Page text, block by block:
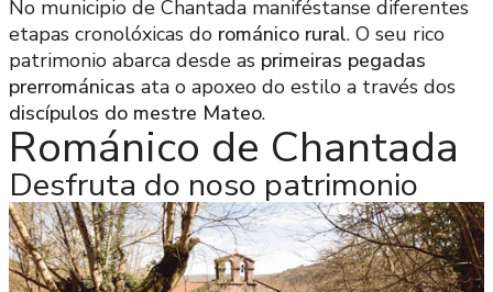
No municipio de Chantada maniféstanse diferentes
etapas cronolóxicas do románico rural. O seu rico
patrimonio abarca desde as primeiras pegadas
prerrománicas ata o apoxeo do estilo a través dos
discípulos do mestre Mateo.
Románico de Chantada
Desfruta do noso patrimonio